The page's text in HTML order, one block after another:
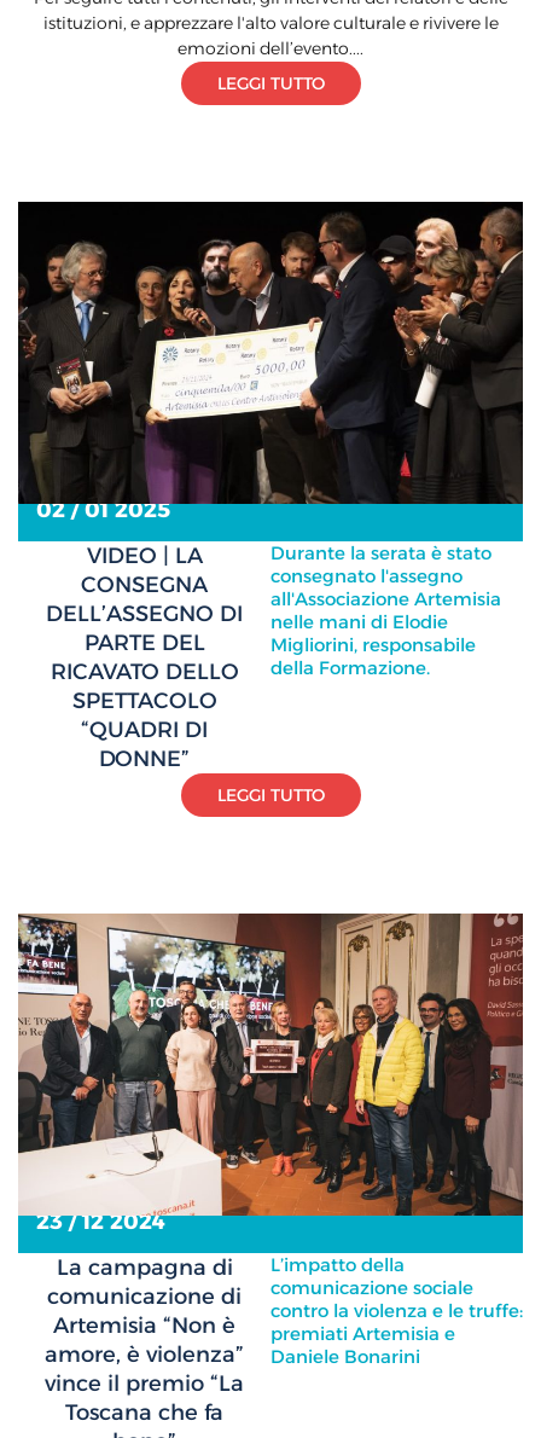
istituzioni, e apprezzare l'alto valore culturale e rivivere le
emozioni dell’evento....
LEGGI TUTTO
VIDEO | LA
CONSEGNA
DELL’ASSEGNO DI
PARTE DEL
RICAVATO DELLO
SPETTACOLO
“QUADRI DI
DONNE”
Durante la serata è stato
consegnato l'assegno
all'Associazione Artemisia
nelle mani di Elodie
Migliorini, responsabile
della Formazione.
02 / 01 2025
LEGGI TUTTO
La campagna di
comunicazione di
Artemisia “Non è
amore, è violenza”
vince il premio “La
Toscana che fa
L’impatto della
comunicazione sociale
contro la violenza e le truffe:
premiati Artemisia e
Daniele Bonarini
23 / 12 2024